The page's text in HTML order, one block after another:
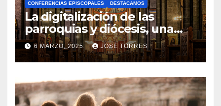
Y
C
O
M
N
T
CONFERENCIAS EPISCOPALES DESTACAMOS
La digitalización de las
parroquias y diócesis, una
realidad ya para el futuro de
la Iglesia
6 MARZO, 2025 JOSE TORRES
N
O
H